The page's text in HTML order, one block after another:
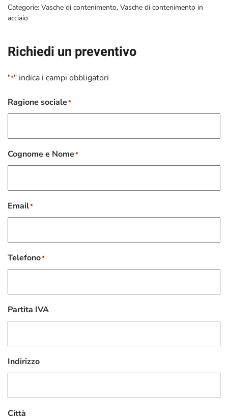
Categorie: Vasche di contenimento, Vasche di contenimento in
acciaio
Richiedi un preventivo
"*" indica i campi obbligatori
Ragione sociale*
Cognome e Nome*
Email*
Telefono*
Partita IVA
Indirizzo
Città